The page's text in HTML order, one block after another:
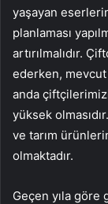
yaşayan
planlaması
artırılmalıdır.
ederken,
anda
yüksek
ve tarım
olmaktadır.
Geçen yıla göre